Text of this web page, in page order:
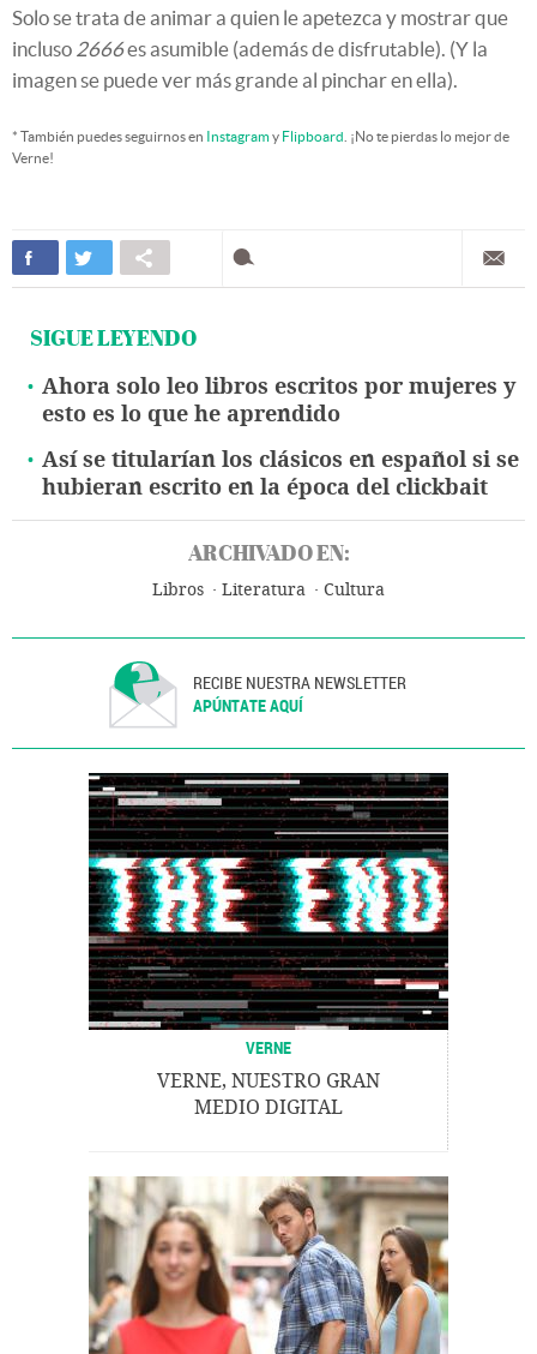
Solo se trata de animar a quien le apetezca y mostrar que
incluso 2666es asumible (además de disfrutable). (Y la
imagen se puede ver más grande al pinchar en ella).
* También puedes seguirnos en Instagramy Flipboard . ¡No te pierdas lo mejor de
Verne!
SIGUE LEYENDO
Ahora solo leo libros escritos por mujeres y
esto es lo que he aprendido
Así se titularían los clásicos en español si se
hubieran escrito en la época del clickbait
ARCHIVADO EN:
Libros Literatura Cultura
RECIBE NUESTRA NEWSLETTER
APÚNTATE AQUÍ
VERNE
VERNE, NUESTRO GRAN
MEDIO DIGITAL